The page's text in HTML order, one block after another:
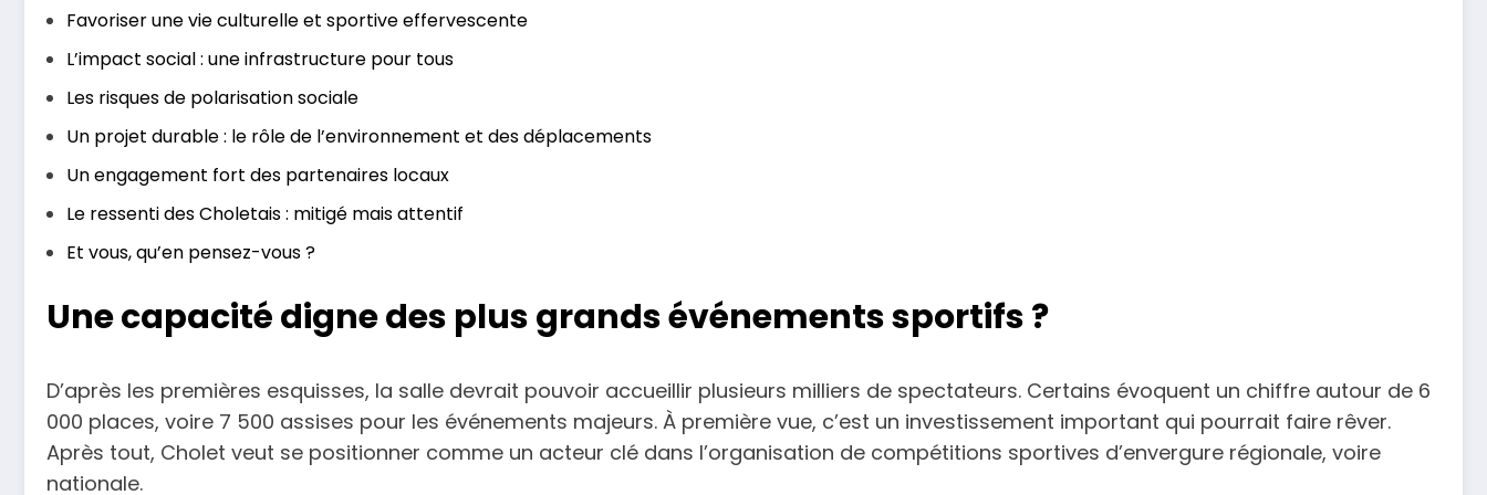
Favoriser une vie culturelle et sportive effervescente
L’impact social : une infrastructure pour tous
Les risques de polarisation sociale
Un projet durable : le rôle de l’environnement et des déplacements
Un engagement fort des partenaires locaux
Le ressenti des Choletais : mitigé mais attentif
Et vous, qu’en pensez-vous ?
Une capacité digne des plus grands événements sportifs ?
D’après les premières esquisses, la salle devrait pouvoir accueillir plusieurs milliers de spectateurs. Certains évoquent un chiffre autour de 6
000 places, voire 7 500 assises pour les événements majeurs. À première vue, c’est un investissement important qui pourrait faire rêver.
Après tout, Cholet veut se positionner comme un acteur clé dans l’organisation de compétitions sportives d’envergure régionale, voire
nationale.